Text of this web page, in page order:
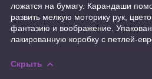
ложатся на бумагу. Карандаши
развить мелкую моторику рук,
фантазию и воображение.
лакированную коробку с петлей-
Скрыть